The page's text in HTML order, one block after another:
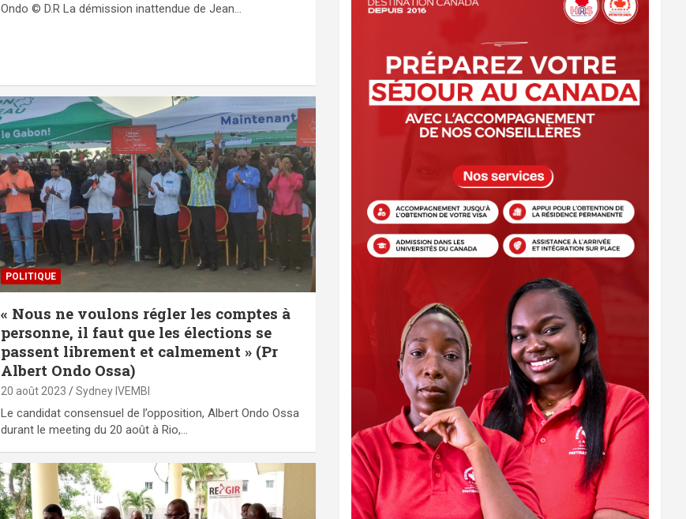
Ondo © D.R La démission inattendue de Jean…
POLITIQUE
« Nous ne voulons régler les comptes à
personne, il faut que les élections se
passent librement et calmement » (Pr
Albert Ondo Ossa)
20 août 2023 Sydney IVEMBI
Le candidat consensuel de l’opposition, Albert Ondo Ossa
durant le meeting du 20 août à Rio,…